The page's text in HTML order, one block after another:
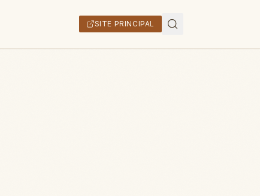
SITE PRINCIPAL